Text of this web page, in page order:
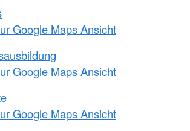
Google Maps Ansicht
Google Maps Ansicht
Google Maps Ansicht